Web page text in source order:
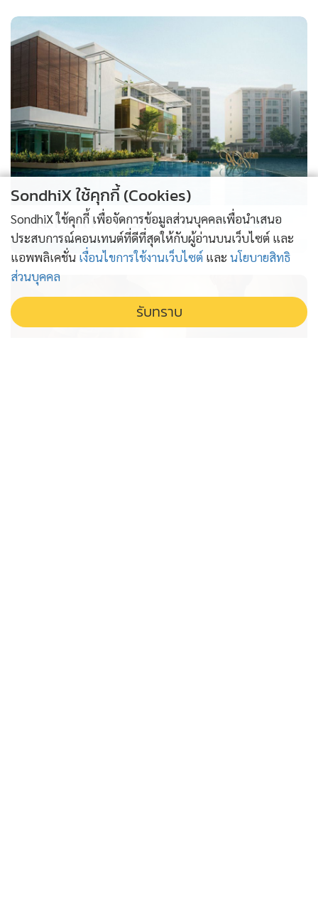
PROPERTY PERFECT -the Lake
SondhiX ใช้คุกกี้ (Cookies)
SondhiX ใช้คุกกี้ เพื่อจัดการข้อมูลส่วนบุคคลเพื่อนำเสนอ
ประสบการณ์คอนเทนต์ที่ดีที่สุดให้กับผู้อ่านบนเว็บไซต์ และ
แอพพลิเคชั่น เงื่อนไขการใช้งานเว็บไซต์ และ นโยบายสิทธิ
ส่วนบุคคล
รับทราบ